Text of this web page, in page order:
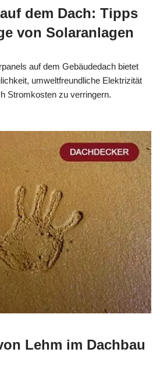
dem Dach: Tipps
von Solaranlagen
auf dem Gebäudedach bietet
umweltfreundliche Elektrizität
Stromkosten zu verringern.
Lehm im Dachbau